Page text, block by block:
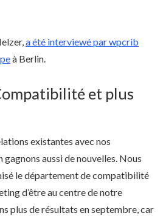
a été interviewé par wpcrib
à Berlin.
et plus
existantes avec nos
gagnons aussi de nouvelles. Nous
le département de compatibilité
d’être au centre de notre
plus de résultats en septembre, car